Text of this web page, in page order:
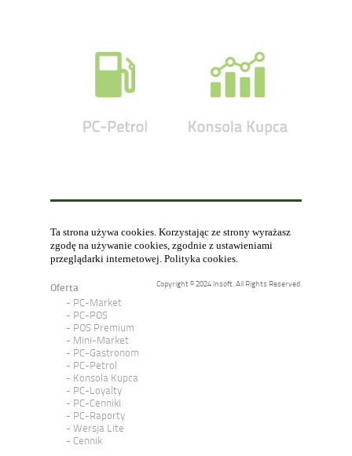
Ta strona używa cookies. Korzystając ze strony wyrażasz
zgodę na używanie cookies, zgodnie z ustawieniami
przeglądarki internetowej. Polityka cookies.
Copyright © 2024 Insoft. All Rights Reserved.
Oferta
PC-Market
PC-POS
POS Premium
Mini-Market
PC-Gastronom
PC-Petrol
Konsola Kupca
PC-Loyalty
PC-Cenniki
PC-Raporty
Wersja Lite
Cennik